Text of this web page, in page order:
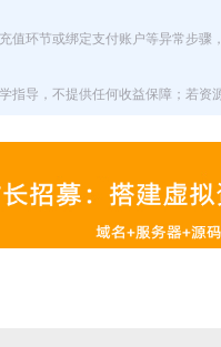
值环节或绑定支付账户等异常步
指导，不提供任何收益保障；若